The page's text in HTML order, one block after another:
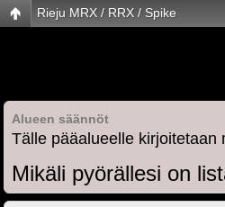
Rieju MRX / RRX / Spike
Alueen säännöt
Tälle pääalueelle kirjoitetaan
Mikäli pyörällesi on